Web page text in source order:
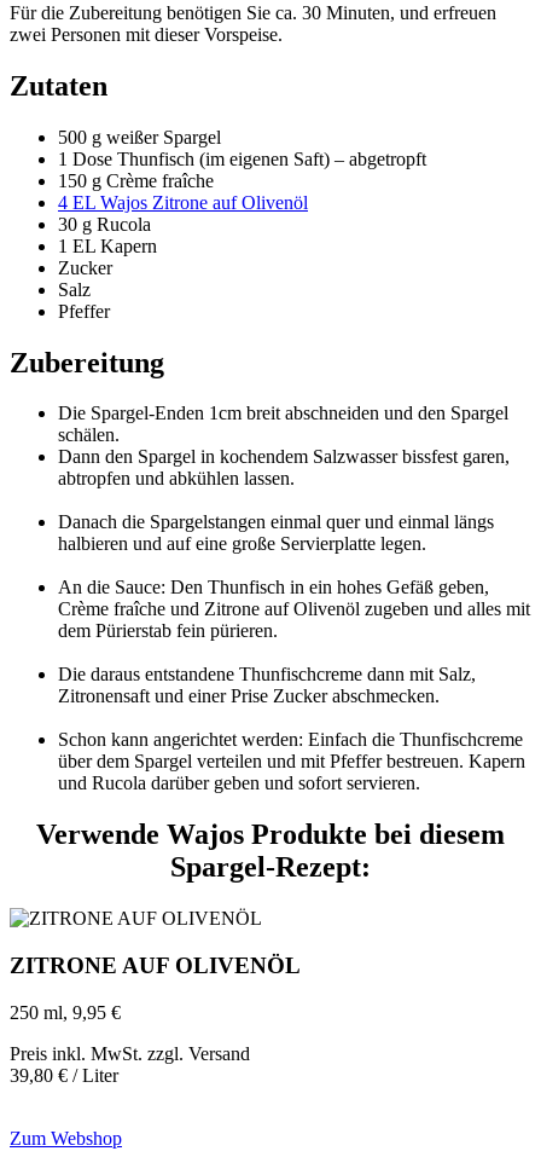
Für die Zubereitung benötigen Sie ca. 30 Minuten, und erfreuen
zwei Personen mit dieser Vorspeise.
Zutaten
500 g weißer Spargel
1 Dose Thunfisch (im eigenen Saft) – abgetropft
150 g Crème fraîche
4 EL Wajos Zitrone auf Olivenöl
30 g Rucola
1 EL Kapern
Zucker
Salz
Pfeffer
Zubereitung
Die Spargel-Enden 1cm breit abschneiden und den Spargel
schälen.
Dann den Spargel in kochendem Salzwasser bissfest garen,
abtropfen und abkühlen lassen.
Danach die Spargelstangen einmal quer und einmal längs
halbieren und auf eine große Servierplatte legen.
An die Sauce: Den Thunfisch in ein hohes Gefäß geben,
Crème fraîche und Zitrone auf Olivenöl zugeben und alles mit
dem Pürierstab fein pürieren.
Die daraus entstandene Thunfischcreme dann mit Salz,
Zitronensaft und einer Prise Zucker abschmecken.
Schon kann angerichtet werden: Einfach die Thunfischcreme
über dem Spargel verteilen und mit Pfeffer bestreuen. Kapern
und Rucola darüber geben und sofort servieren.
Verwende Wajos Produkte bei diesem
Spargel-Rezept:
ZITRONE AUF OLIVENÖL
250 ml, 9,95 €
Preis inkl. MwSt. zzgl. Versand
39,80 € / Liter
Zum Webshop